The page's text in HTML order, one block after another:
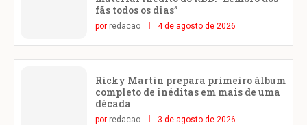
fãs todos os dias”
por redacao 4 de agosto de 2026
Ricky Martin prepara primeiro álbum
completo de inéditas em mais de uma
década
por redacao 3 de agosto de 2026